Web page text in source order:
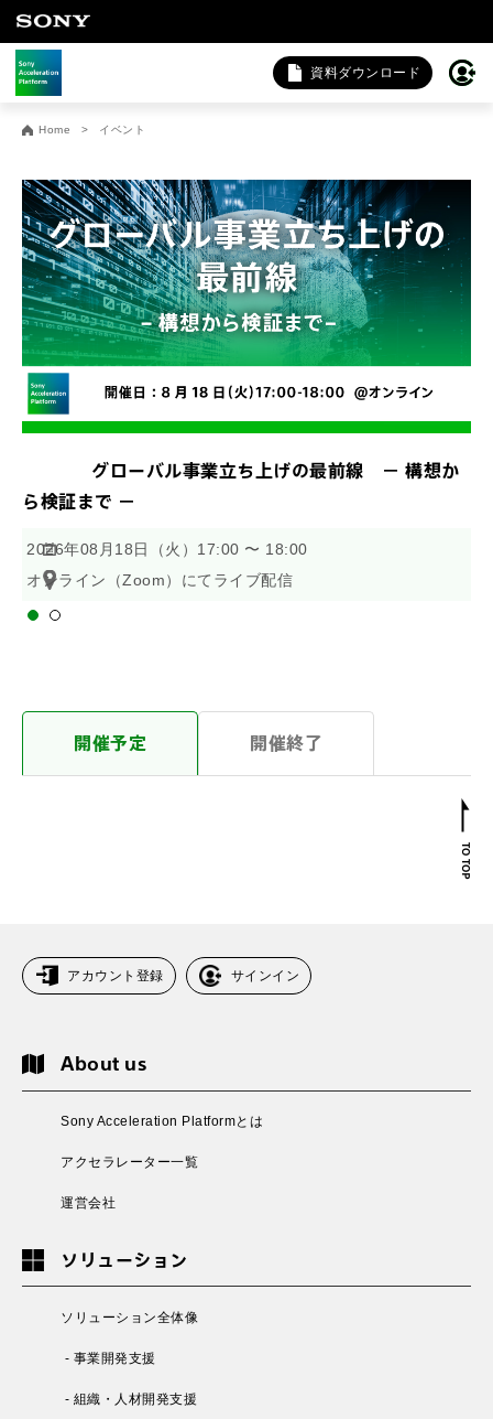
資料ダウンロード
Home イベント
グローバル事業立ち上げの最前線 － 構想か
ら検証まで －
2026年08月18日（火）17:00 〜 18:00
オンライン（Zoom）にてライブ配信
開催予定 開催終了
お問い合わせ
法人向けサービスに関するご相談・お問い合わせは以下のボタ
法人お問い合わせ
FAQ&個人お問い合わせは以下のボタンからお願いします。
FAQ & 個人お問い合わせ
アカウント登録 サインイン
About us
Sony Acceleration Platformとは
アクセラレーター一覧
運営会社
ソリューション
ソリューション全体像
- 事業開発支援
- 組織・人材開発支援